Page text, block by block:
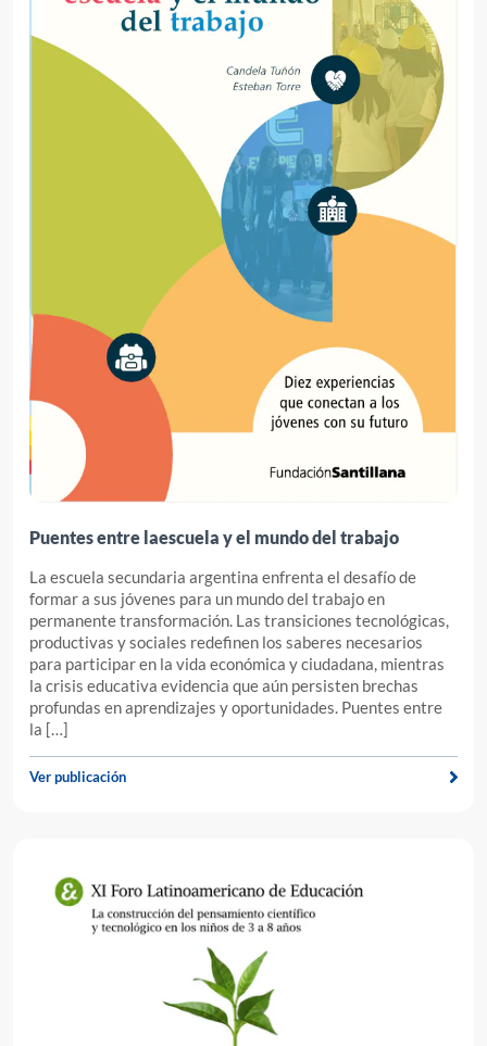
Puentes entre laescuela y el mundo del trabajo
La escuela secundaria argentina enfrenta el desafío de
formar a sus jóvenes para un mundo del trabajo en
permanente transformación. Las transiciones tecnológicas,
productivas y sociales redefinen los saberes necesarios
para participar en la vida económica y ciudadana, mientras
la crisis educativa evidencia que aún persisten brechas
profundas en aprendizajes y oportunidades. Puentes entre
la […]
Ver publicación